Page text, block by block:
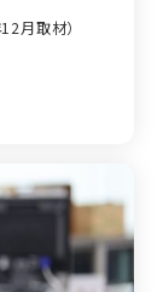
月取材）